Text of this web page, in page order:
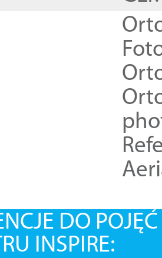
DO
INSPIRE: